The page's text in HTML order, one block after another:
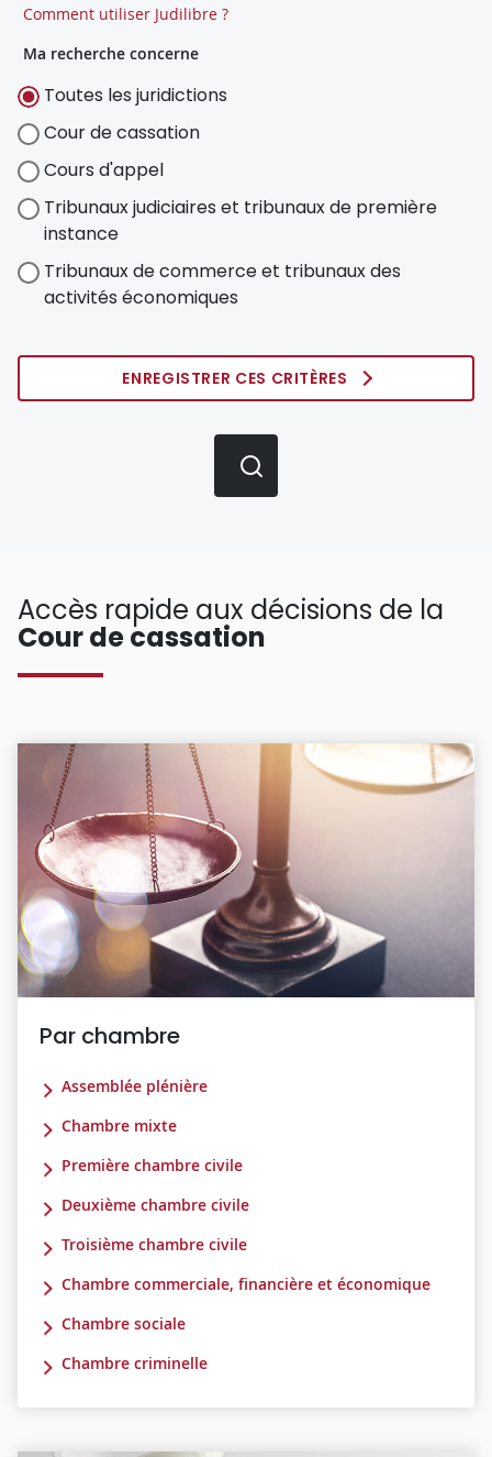
Comment utiliser Judilibre ?
Ma recherche concerne
Toutes les juridictions
Cour de cassation
Cours d'appel
Tribunaux judiciaires et tribunaux de première
instance
Tribunaux de commerce et tribunaux des
activités économiques
ENREGISTRER CES CRITÈRES
Accès rapide aux décisions de la
Cour de cassation
Par chambre
Assemblée plénière
Chambre mixte
Première chambre civile
Deuxième chambre civile
Troisième chambre civile
Chambre commerciale, financière et économique
Chambre sociale
Chambre criminelle